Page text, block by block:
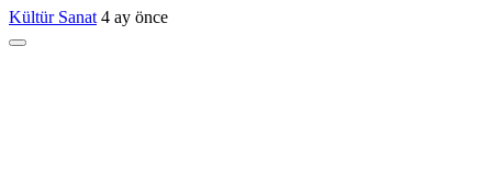
Kültür Sanat 4 ay önce